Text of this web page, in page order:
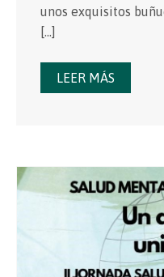
unos exquisitos
[…]
LEER MÁS